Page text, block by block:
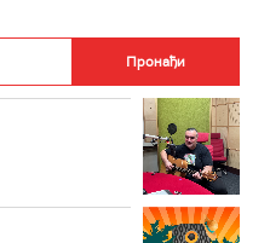
РАДИО РОКЕНРОЛЕР
РАДИО ЏЕЗЕР